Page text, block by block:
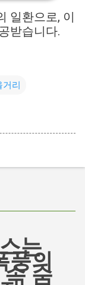
일환으로, 이
받습니다.
거리
는
풍의
숨